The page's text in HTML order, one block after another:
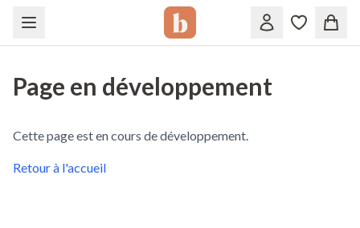
Page en développement
Cette page est en cours de développement.
Retour à l'accueil